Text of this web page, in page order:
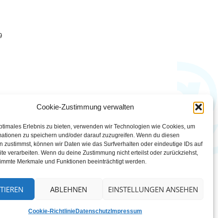
Cookie-Zustimmung verwalten
Erlebnis zu bieten, verwenden wir Technologien wie Cookies, um
zu speichern und/oder darauf zuzugreifen. Wenn du diesen
zustimmst, können wir Daten wie das Surfverhalten oder eindeutige IDs auf
verarbeiten. Wenn du deine Zustimmung nicht erteilst oder zurückziehst,
Merkmale und Funktionen beeinträchtigt werden.
ABLEHNEN EINSTELLUNGEN ANSEHEN
Cookie-RichtlinieDatenschutzImpressum